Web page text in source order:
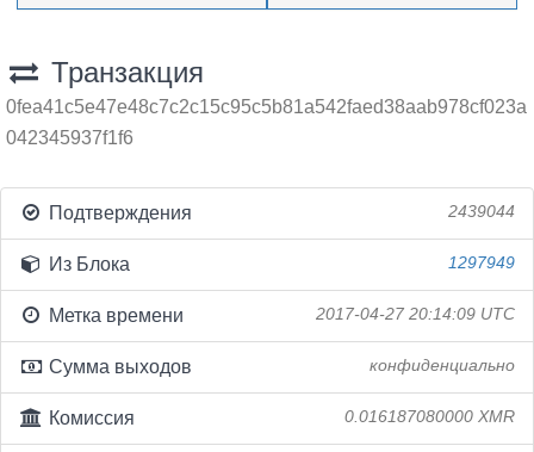
Транзакция
0fea41c5e47e48c7c2c15c95c5b81a542faed38aab978cf023a
042345937f1f6
Подтверждения 2439044
Из Блока 1297949
Метка времени 2017-04-27 20:14:09 UTC
Сумма выходов конфиденциально
Комиссия 0.016187080000 XMR